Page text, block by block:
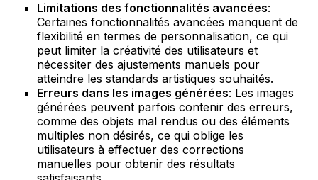
Limitations des fonctionnalités avancées:
Certaines fonctionnalités avancées manquent de
flexibilité en termes de personnalisation, ce qui
peut limiter la créativité des utilisateurs et
nécessiter des ajustements manuels pour
atteindre les standards artistiques souhaités.
Erreurs dans les images générées: Les images
générées peuvent parfois contenir des erreurs,
comme des objets mal rendus ou des éléments
multiples non désirés, ce qui oblige les
utilisateurs à effectuer des corrections
manuelles pour obtenir des résultats